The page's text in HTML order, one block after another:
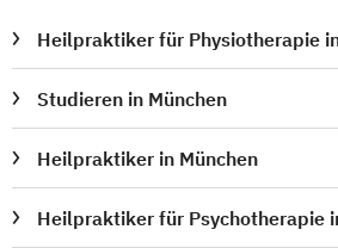
Heilpraktiker für Physiotherapie
Studieren in München
Heilpraktiker in München
Heilpraktiker für Psychotherapie